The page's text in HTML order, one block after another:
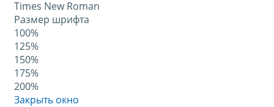
Times New Roman
Размер шрифта
100%
125%
150%
175%
200%
Закрыть окно